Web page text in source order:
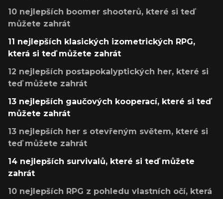
10 nejlepších boomer shooterů, které si teď
můžete zahrát
11 nejlepších klasických izometrických RPG,
která si teď můžete zahrát
12 nejlepších postapokalyptických her, které si
teď můžete zahrát
13 nejlepších gaučových kooperací, které si teď
můžete zahrát
13 nejlepších her s otevřeným světem, které si
teď můžete zahrát
14 nejlepších survivalů, které si teď můžete
zahrát
10 nejlepších RPG z pohledu vlastních očí, která